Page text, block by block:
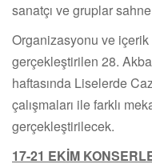
sanatçı ve gruplar
Organizasyonu ve
gerçekleştirilen 28.
haftasında Liselerde
çalışmaları ile farklı
gerçekleştirilecek.
17-21 EKİM